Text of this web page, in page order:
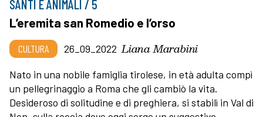
SANTI E ANIMALI / 5
L’eremita san Romedio e l’orso
CULTURA 26_09_2022 Liana Marabini
Nato in una nobile famiglia tirolese, in età adulta compì
un pellegrinaggio a Roma che gli cambiò la vita.
Desideroso di solitudine e di preghiera, si stabilì in Val di